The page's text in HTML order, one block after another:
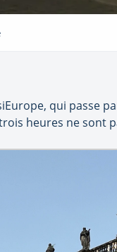
qui passe
heures ne sont